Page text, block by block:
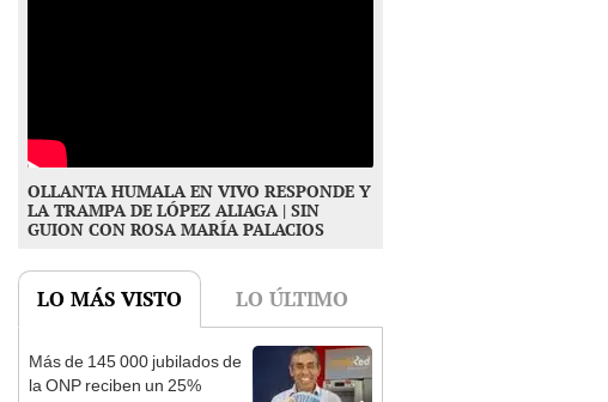
OLLANTA HUMALA EN VIVO RESPONDE Y
LA TRAMPA DE LÓPEZ ALIAGA | SIN
GUION CON ROSA MARÍA PALACIOS
LO MÁS VISTO LO ÚLTIMO
Más de 145 000 jubilados de
la ONP reciben un 25%